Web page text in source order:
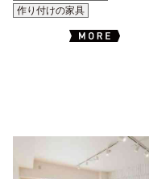
作り付けの家具